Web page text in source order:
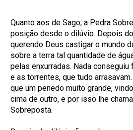
Quanto aos de Sago, a Pedra
posição desde o dilúvio. Depois
querendo Deus castigar o mundo
sobre a terra tal quantidade de
pelas enxurradas. Nada conseguiu
e as torrentes, que tudo
que um penedo muito grande,
cima de outro, e por isso lhe
Sobreposta.